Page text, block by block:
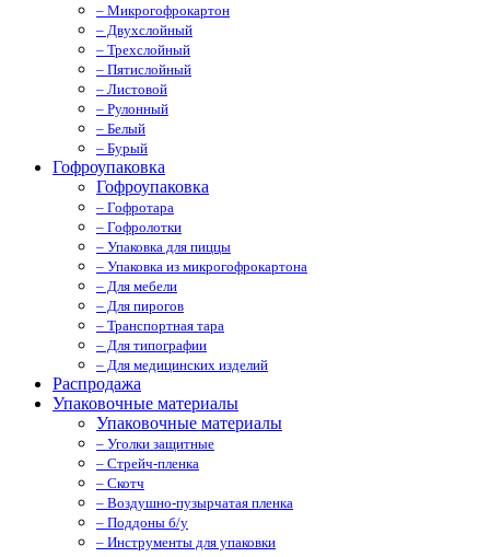
– Микрогофрокартон
– Двухслойный
– Трехслойный
– Пятислойный
– Листовой
– Рулонный
– Белый
– Бурый
Гофроупаковка
Гофроупаковка
– Гофротара
– Гофролотки
– Упаковка для пиццы
– Упаковка из микрогофрокартона
– Для мебели
– Для пирогов
– Транспортная тара
– Для типографии
– Для медицинских изделий
Распродажа
Упаковочные материалы
Упаковочные материалы
– Уголки защитные
– Стрейч-пленка
– Скотч
– Воздушно-пузырчатая пленка
– Поддоны б/у
– Инструменты для упаковки